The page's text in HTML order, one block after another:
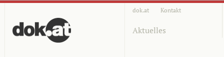
dok.at Kontakt
Aktuelles